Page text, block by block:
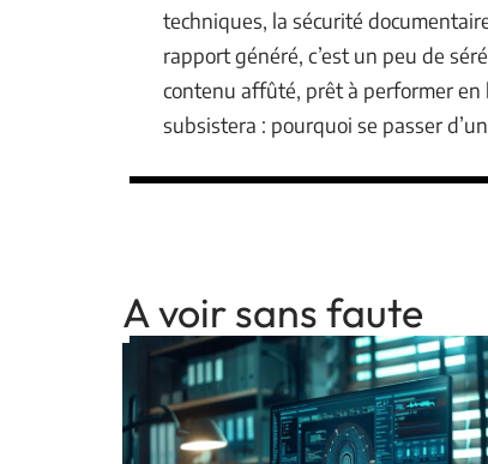
techniques, la sécurité
rapport généré, c’est un peu de
contenu affûté, prêt à performer
subsistera : pourquoi se passer
A voir sans faute